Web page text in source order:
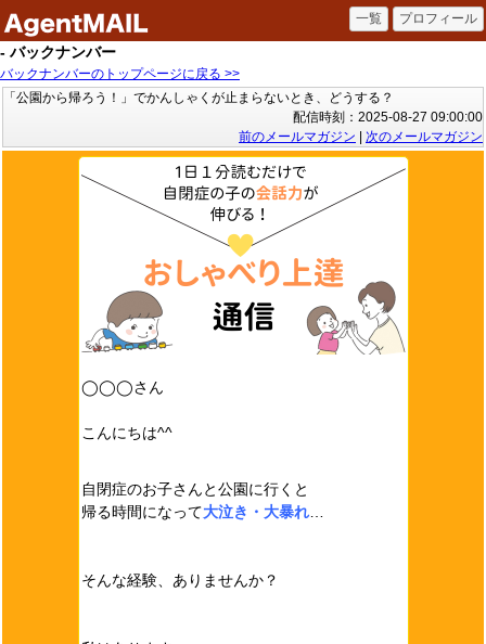
- バックナンバー
バックナンバーのトップページに戻る >>
「公園から帰ろう！」でかんしゃくが止まらないとき、どうする？
配信時刻：2025-08-27 09:00:00
前のメールマガジン
次のメールマガジン
◯◯◯さん
こんにちは^^
自閉症のお子さんと公園に行くと
帰る時間になって大泣き・大暴れ…
そんな経験、ありませんか？